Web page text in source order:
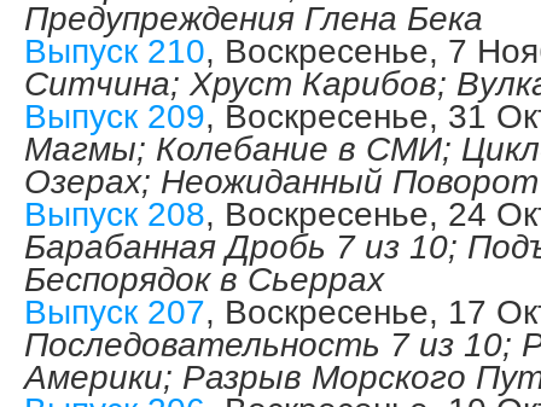
Предупреждения Глена Бека
Выпуск 210, Воскресенье, 7
Ситчина; Хруст Карибов;
Выпуск 209, Воскресенье, 31
Магмы; Колебание в СМИ;
Озерах; Неожиданный
Выпуск 208, Воскресенье, 24
Барабанная Дробь 7 из 10;
Беспорядок в Сьеррах
Выпуск 207, Воскресенье, 17
Последовательность 7 из 10;
Америки; Разрыв Морского